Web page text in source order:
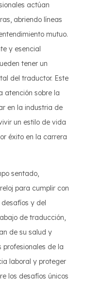
actúan
abriendo líneas
mutuo.
y esencial
tener un
del traductor. Este
atención sobre la
en la industria de
un estilo de vida
éxito en la carrera
sentado,
para cumplir con
y del
de traducción,
de su salud y
de la
laboral y proteger
los desafíos únicos